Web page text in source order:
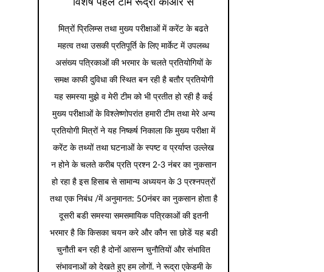
विशेष पहल टीम रूद्रा कीओर से
मित्रों प्रिलिम्स तथा मुख्य परीक्षाओं में करेंट के बढते
महत्व तथा उसकी प्रतिपूर्ति के लिए मार्केट में उपलब्ध
असंख्य पत्रिकाओं की भरमार के चलते प्रतियोगियों के
समक्ष काफी दुविधा की स्थित बन रही है बतौर प्रतियोगी
यह समस्या मुझे व मेरी टीम को भी प्रतीत हो रही है कई
मुख्य परीक्षाओं के विश्लेष्णोपरांत हमारी टीम तथा मेरे अन्य
प्रतियोगी मित्रों ने यह निष्कर्ष निकाला कि मुख्य परीक्षा में
करेंट के तथ्यों तथा घटनाओं के स्पष्ट व प्रर्याप्त उल्लेख
न होने के चलते करीब प्रति प्रश्न 2-3 नंबर का नुकसान
हो रहा है इस हिसाब से सामान्य अध्ययन के 3 प्रश्नपत्रों
तथा एक निबंध /में अनुमानत: 50नंबर का नुकसान होता है
दूसरी बडी समस्या समसमायिक पत्रिकाओं की इतनी
भरमार है कि किसका चयन करे और कौन सा छोडें यह बडी
चुनौती बन रही है दोनों आसन्न चुनौतियों और संभावित
संभावनाओं को देखते हुए हम लोगों. ने रूद्रा एकेडमी के